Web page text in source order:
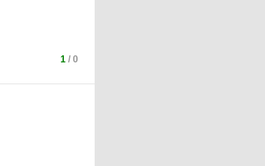
1/ 0